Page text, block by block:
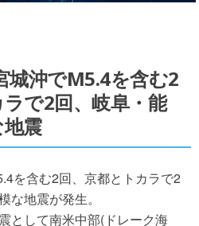
沖でM5.4を含む2
で2回、岐阜・能
震
を含む2回、京都とトカラで2
な地震が発生。
として南米中部(ドレーク海